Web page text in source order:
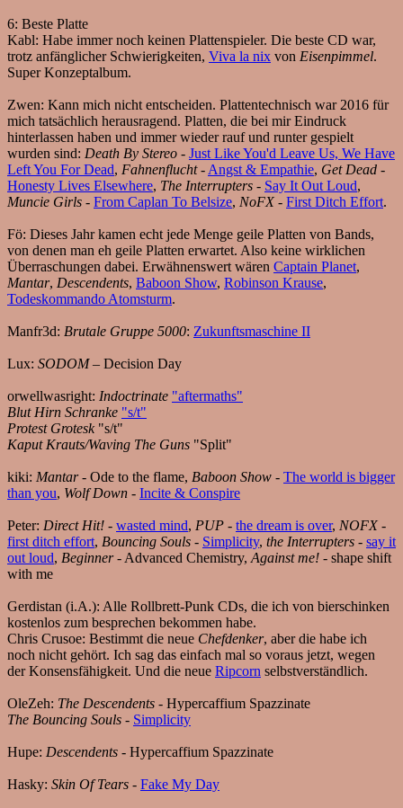
6: Beste Platte
Kabl: Habe immer noch keinen Plattenspieler. Die beste CD war,
trotz anfänglicher Schwierigkeiten, Viva la nix von Eisenpimmel.
Super Konzeptalbum.
Zwen: Kann mich nicht entscheiden. Plattentechnisch war 2016 für
mich tatsächlich herausragend. Platten, die bei mir Eindruck
hinterlassen haben und immer wieder rauf und runter gespielt
wurden sind: Death By Stereo - Just Like You'd Leave Us, We Have
Left You For Dead, Fahnenflucht- Angst & Empathie, Get Dead -
Honesty Lives Elsewhere, The Interrupters - Say It Out Loud,
Muncie Girls - From Caplan To Belsize, NoFX - First Ditch Effort.
Fö: Dieses Jahr kamen echt jede Menge geile Platten von Bands,
von denen man eh geile Platten erwartet. Also keine wirklichen
Überraschungen dabei. Erwähnenswert wären Captain Planet,
Mantar, Descendents, Baboon Show, Robinson Krause,
Todeskommando Atomsturm.
Manfr3d: Brutale Gruppe 5000: Zukunftsmaschine II
Lux: SODOM– Decision Day
orwellwasright: Indoctrinate "aftermaths"
Blut Hirn Schranke "s/t"
Protest Grotesk"s/t"
Kaput Krauts/Waving The Guns "Split"
kiki: Mantar- Ode to the flame, Baboon Show - The world is bigger
than you, Wolf Down - Incite & Conspire
Peter: Direct Hit! - wasted mind, PUP - the dream is over, NOFX -
first ditch effort, Bouncing Souls - Simplicity, the Interrupters - say it
out loud, Beginner- Advanced Chemistry, Against me! - shape shift
with me
Gerdistan (i.A.): Alle Rollbrett-Punk CDs, die ich von bierschinken
kostenlos zum besprechen bekommen habe.
Chris Crusoe: Bestimmt die neue Chefdenker, aber die habe ich
noch nicht gehört. Ich sag das einfach mal so voraus jetzt, wegen
der Konsensfähigkeit. Und die neue Ripcorn selbstverständlich.
OleZeh: The Descendents - Hypercaffium Spazzinate
The Bouncing Souls - Simplicity
Hupe: Descendents - Hypercaffium Spazzinate
Hasky: Skin Of Tears - Fake My Day